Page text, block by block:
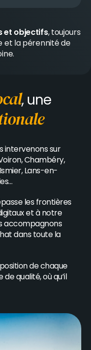
et objectifs, toujours
et la pérennité de
, une
intervenons sur
Chambéry,
Lans-en-
les frontières
et à notre
accompagnons
dans toute la
de chaque
qualité, où qu’il